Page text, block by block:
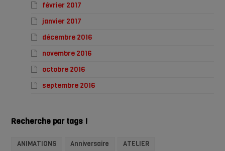
février 2017
janvier 2017
décembre 2016
novembre 2016
octobre 2016
septembre 2016
Recherche par tags !
ANIMATIONS Anniversaire
ATELIER